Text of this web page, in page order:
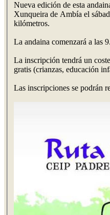
Nueva edición de esta
Xunqueira de Ambía el
kilómetros.
La andaina comenzará a las
La inscripción tendrá un
gratis (crianzas, educación
Las inscripciones se podrán